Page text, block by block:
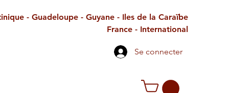
- Guadeloupe - Guyane - Iles de la Caraïbe
France - International
Se connecter